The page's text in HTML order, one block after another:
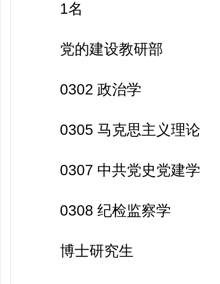
1名
党的建设教研部
0302 政治学
0305 马克思主义理论
0307 中共党史党建学
0308 纪检监察学
博士研究生